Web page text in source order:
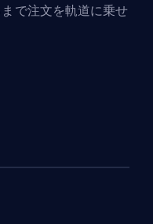
で注文を軌道に乗せ